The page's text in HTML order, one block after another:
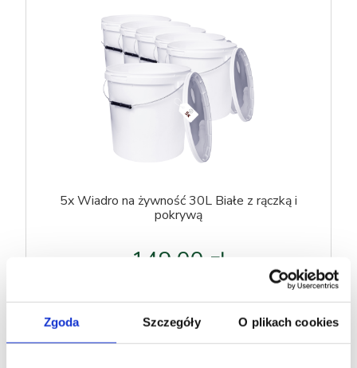
Zgoda Szczegóły O plikach cookies
5x Wiadro na żywność 30L Białe z rączką i
pokrywą
149,00 zł
DO KOSZYKA